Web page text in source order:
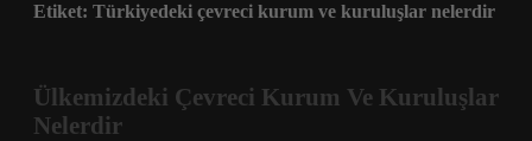
Etiket: Türkiyedeki çevreci kurum ve kuruluşlar nelerdir
Ülkemizdeki Çevreci Kurum Ve Kuruluşlar
Nelerdir